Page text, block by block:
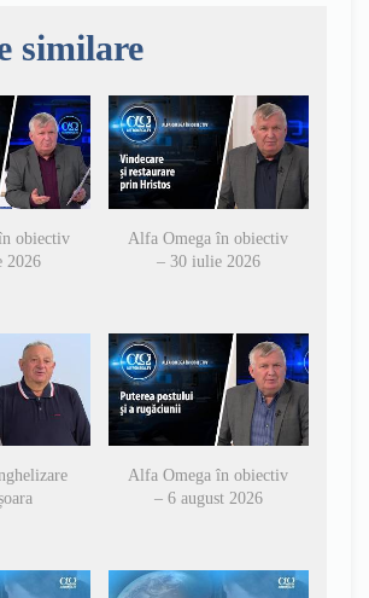
similare
obiectiv
2026
Alfa Omega în obiectiv
– 30 iulie 2026
Alfa Omega în obiectiv
– 6 august 2026